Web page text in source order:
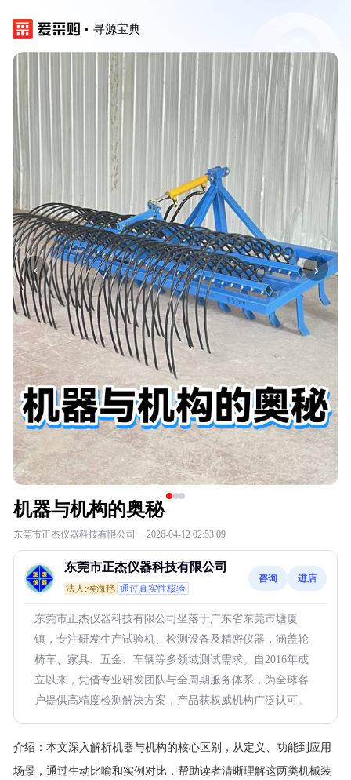
寻源宝典
‹ ›
机器与机构的奥秘
东莞市正杰仪器科技有限公司 · 2026-04-12 02:53:09
东莞市正杰仪器科技有限公司
法人:侯海艳 通过真实性核验
咨询 进店
东莞市正杰仪器科技有限公司坐落于广东省东莞市塘厦
镇，专注研发生产试验机、检测设备及精密仪器，涵盖轮
椅车、家具、五金、车辆等多领域测试需求。自2016年成
立以来，凭借专业研发团队与全周期服务体系，为全球客
户提供高精度检测解决方案，产品获权威机构广泛认可。
介绍： 本文深入解析机器与机构的核心区别，从定义、功能到应用
场景，通过生动比喻和实例对比，帮助读者清晰理解这两类机械装